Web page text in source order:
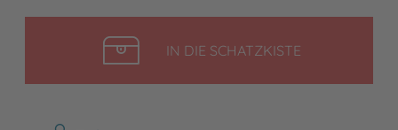
IN DIE SCHATZKISTELEGEN